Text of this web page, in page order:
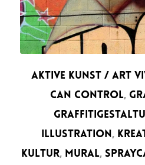
AKTIVE KUNST / ART
CAN CONTROL,
ILLUSTRATION,
KULTUR, MURAL,